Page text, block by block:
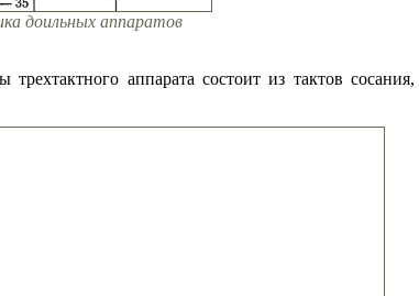
доильных аппаратов
аппарата состоит из тактов